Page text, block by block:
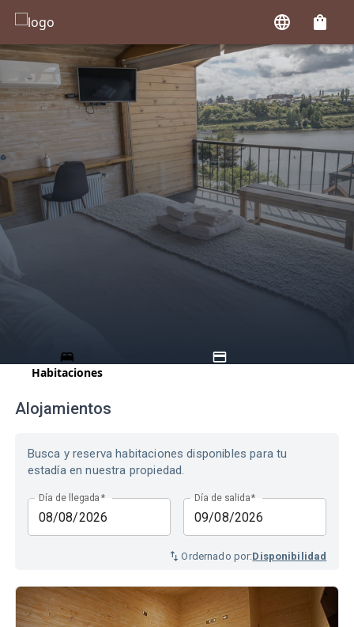
Habitaciones
Alojamientos
Busca y reserva habitaciones disponibles para tu
estadía en nuestra propiedad.
Día de llegada * Día de salida*
Ordernado por:Disponibilidad